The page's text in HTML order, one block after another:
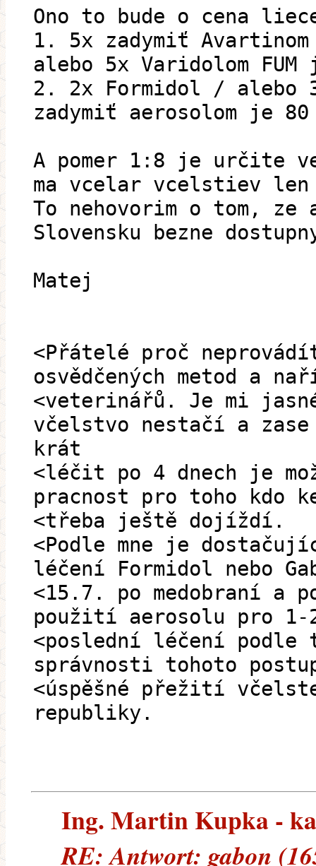
Ono to bude o cena
1. 5x zadymiť
alebo 5x Varidolom FUM
2. 2x Formidol / alebo
zadymiť aerosolom je 80
A pomer 1:8 je určite
ma vcelar vcelstiev
To nehovorim o tom,
Slovensku bezne
Matej
<Přátelé proč
osvědčených metod a
<veterinářů. Je mi
včelstvo nestačí a zase
krát
<léčit po 4 dnech je
pracnost pro toho kdo
<třeba ještě dojíždí.
<Podle mne je
léčení Formidol nebo
<15.7. po medobraní a
použití aerosolu pro 1-
<poslední léčení podle
správnosti tohoto
<úspěšné přežití
republiky.
Ing. Martin Kupka -
RE: Antwort: gabon